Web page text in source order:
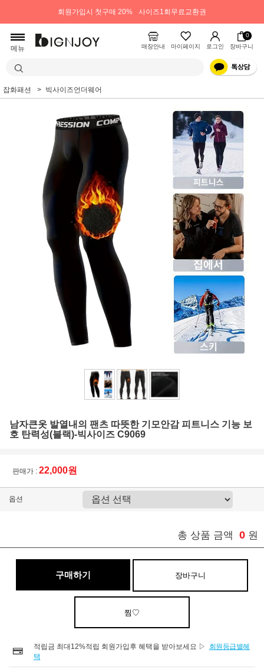
회원가입시 첫구매 20% 사이즈1회무료교환권
메뉴 매장안내 마이페이지 로그인
0
장바구니
잡화패션 빅사이즈언더웨어
남자큰옷 발열내의 팬츠 따뜻한 기모안감 피트니스 기능 보
호 탄력성(블랙)-빅사이즈 C9069
판매가 : 22,000원
옵션
총 상품 금액 0 원
구매하기 장바구니
찜♡
적립금 최대12%적립 회원가입후 혜택을 받아보세요 ▷
회원등급별혜
택